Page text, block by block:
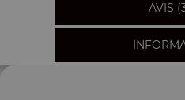
AVIS